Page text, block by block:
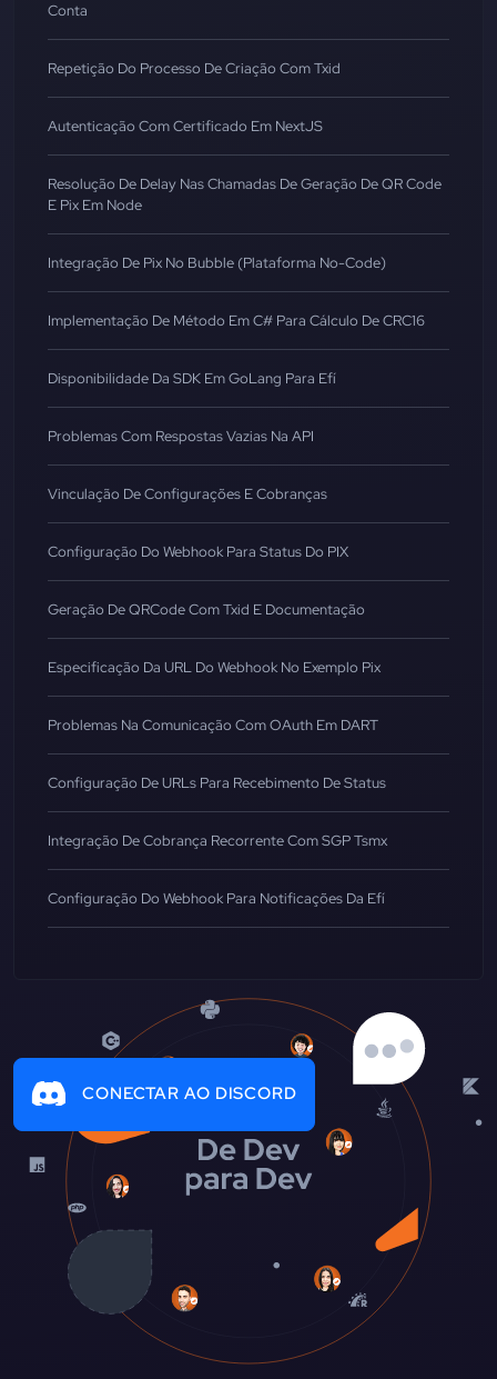
Conta
Repetição Do Processo De Criação Com Txid
Autenticação Com Certificado Em NextJS
Resolução De Delay Nas Chamadas De Geração De QR Code
E Pix Em Node
Integração De Pix No Bubble (Plataforma No-Code)
Implementação De Método Em C# Para Cálculo De CRC16
Disponibilidade Da SDK Em GoLang Para Efí
Problemas Com Respostas Vazias Na API
Vinculação De Configurações E Cobranças
Configuração Do Webhook Para Status Do PIX
Geração De QRCode Com Txid E Documentação
Especificação Da URL Do Webhook No Exemplo Pix
Problemas Na Comunicação Com OAuth Em DART
Configuração De URLs Para Recebimento De Status
Integração De Cobrança Recorrente Com SGP Tsmx
Configuração Do Webhook Para Notificações Da Efí
CONECTAR AO DISCORD